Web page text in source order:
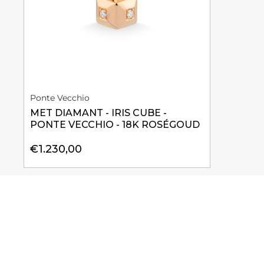
Ponte Vecchio
MET DIAMANT - IRIS CUBE -
PONTE VECCHIO - 18K ROSÉGOUD
€1.230,00